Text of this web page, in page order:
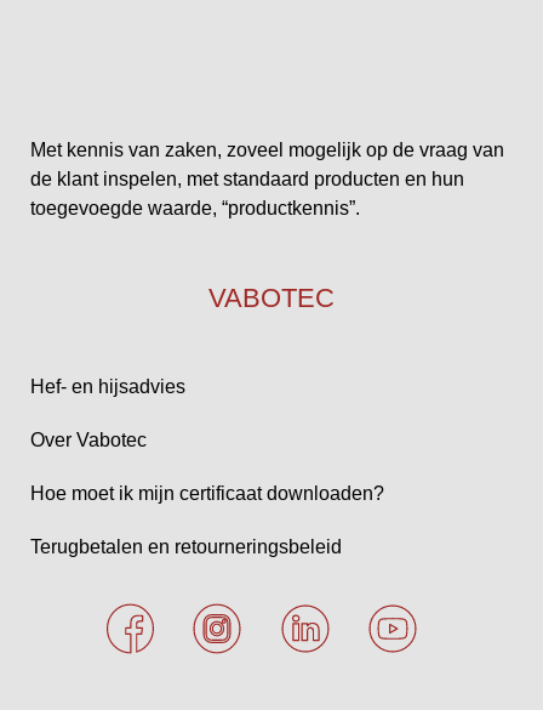
Met kennis van zaken, zoveel mogelijk op de vraag van
de klant inspelen, met standaard producten en hun
toegevoegde waarde, “productkennis”.
VABOTEC
Hef- en hijsadvies
Over Vabotec
Hoe moet ik mijn certificaat downloaden?
Terugbetalen en retourneringsbeleid